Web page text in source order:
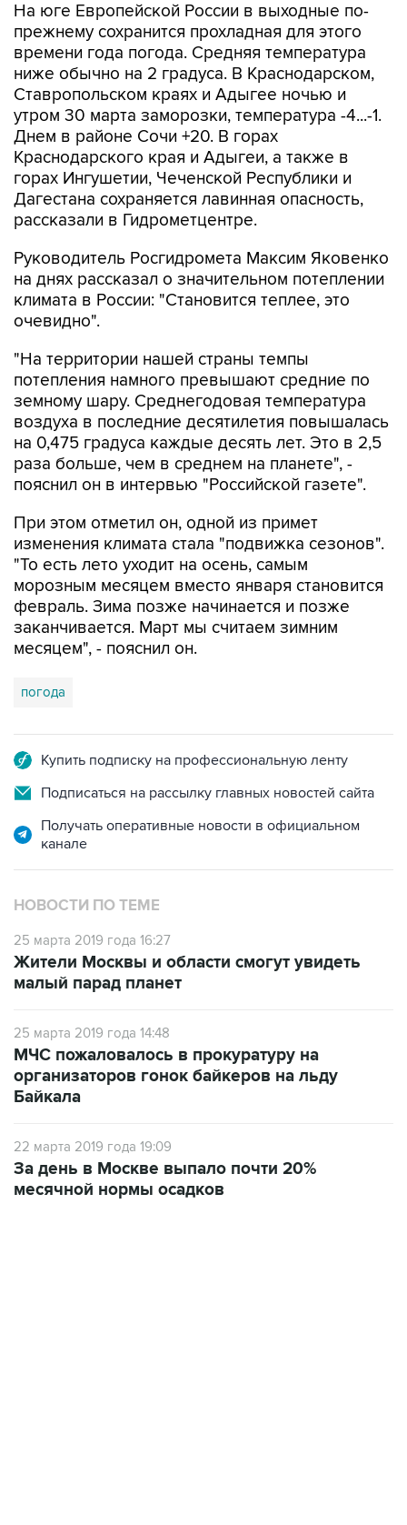
На юге Европейской России в выходные по-
прежнему сохранится прохладная для этого
времени года погода. Средняя температура
ниже обычно на 2 градуса. В Краснодарском,
Ставропольском краях и Адыгее ночью и
утром 30 марта заморозки, температура -4...-1.
Днем в районе Сочи +20. В горах
Краснодарского края и Адыгеи, а также в
горах Ингушетии, Чеченской Республики и
Дагестана сохраняется лавинная опасность,
рассказали в Гидрометцентре.
Руководитель Росгидромета Максим Яковенко
на днях рассказал о значительном потеплении
климата в России: "Становится теплее, это
очевидно".
"На территории нашей страны темпы
потепления намного превышают средние по
земному шару. Среднегодовая температура
воздуха в последние десятилетия повышалась
на 0,475 градуса каждые десять лет. Это в 2,5
раза больше, чем в среднем на планете", -
пояснил он в интервью "Российской газете".
При этом отметил он, одной из примет
изменения климата стала "подвижка сезонов".
"То есть лето уходит на осень, самым
морозным месяцем вместо января становится
февраль. Зима позже начинается и позже
заканчивается. Март мы считаем зимним
месяцем", - пояснил он.
погода
Купить подписку на профессиональную ленту
Подписаться на рассылку главных новостей сайта
Получать оперативные новости в официальном
канале
НОВОСТИ ПО ТЕМЕ
25 марта 2019 года 16:27
Жители Москвы и области смогут увидеть
малый парад планет
25 марта 2019 года 14:48
МЧС пожаловалось в прокуратуру на
организаторов гонок байкеров на льду
Байкала
22 марта 2019 года 19:09
За день в Москве выпало почти 20%
месячной нормы осадков